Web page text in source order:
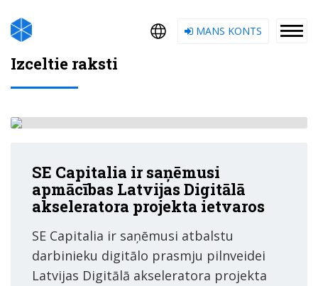
MANS KONTS
Izceltie raksti
SE Capitalia ir saņēmusi
apmācības Latvijas Digitālā
akseleratora projekta ietvaros
SE Capitalia ir saņēmusi atbalstu
darbinieku digitālo prasmju pilnveidei
Latvijas Digitālā akseleratora projekta